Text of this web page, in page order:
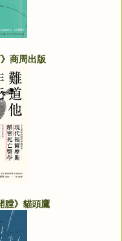
商周出版
膛》貓頭鷹